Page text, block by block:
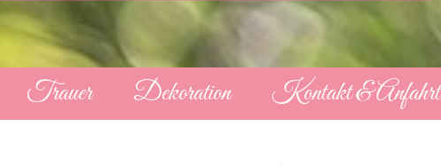
Trauer Dekoration Kontakt & Anfahrt